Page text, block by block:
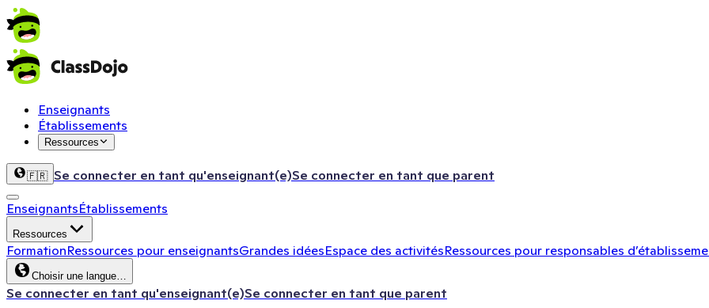
Enseignants
Établissements
Ressources
🇫🇷 Se connecter en tant qu'enseignant(e)Se connecter en tant que parent
EnseignantsÉtablissements
Ressources
FormationRessources pour enseignantsGrandes idéesEspace des activitésRessources pour responsables
Choisir une langue…
Se connecter en tant qu'enseignant(e)Se connecter en tant que parent